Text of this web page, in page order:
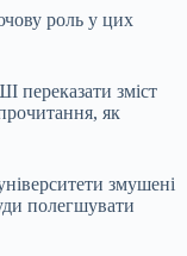
роль у цих
переказати зміст
як
змушені
полегшувати